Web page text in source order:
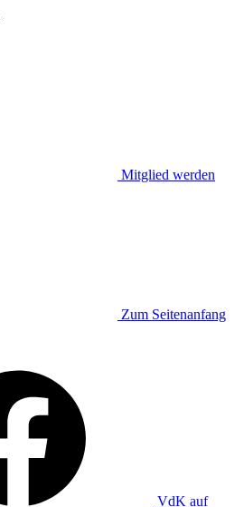
Mitglied werden
Zum Seitenanfang
VdK auf